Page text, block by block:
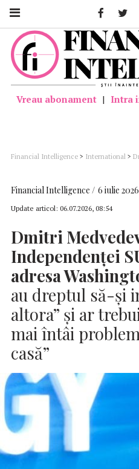
Vreau abonament | Intra
Financial Intelligence > International >
Independenţei SUA cu un atac la adresa
casă”
Financial Intelligence 6 iulie
Update articol: 06.07.2026, 08:54
Dmitri
Independenţei
adresa
au dreptul să-şi
altora” şi ar
mai întâi
casă”
FacebookTwitter